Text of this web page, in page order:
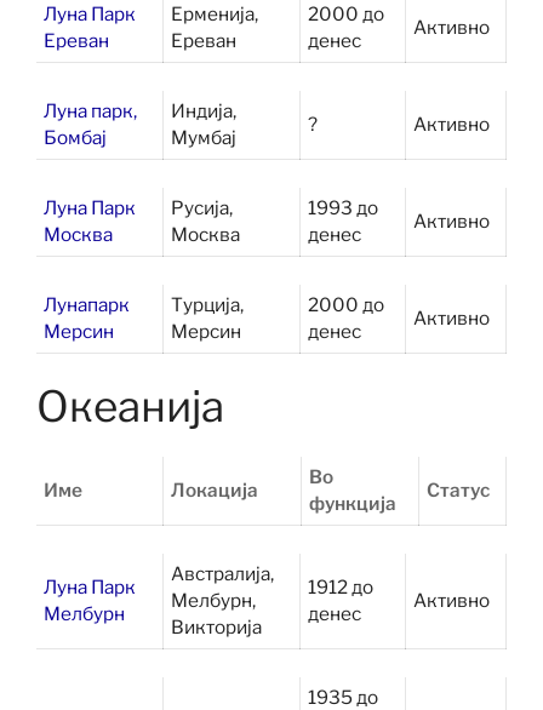
Луна Парк
Ереван
Ерменија,
Ереван
2000 до
денес
Активно
Луна парк,
Бомбај
Индија,
Мумбај
? Активно
Луна Парк
Москва
Русија,
Москва
1993 до
денес
Активно
Лунапарк
Мерсин
Турција,
Мерсин
2000 до
денес
Активно
Океанија
Име Локација
Во
функција
Статус
Луна Парк
Мелбурн
Австралија,
Мелбурн,
Викторија
1912 до
денес
Активно
1935 до